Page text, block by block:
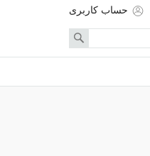
حساب کاربری
Search